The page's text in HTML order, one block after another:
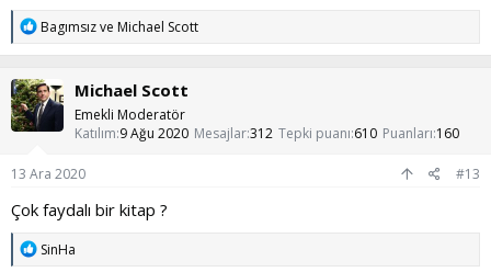
T
p
k
i
l
e
Bagımsızve Michael Scott
Michael Scott
Emekli Moderatör
Katılım 9 Ağu 2020 Mesajlar312 Tepki puanı 610 Puanları 160
13 Ara 2020 #13
Çok faydalı bir kitap ?
T
SinHa